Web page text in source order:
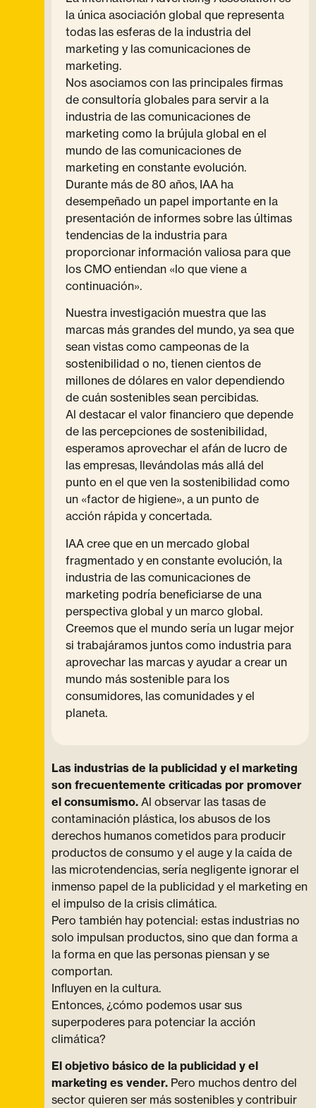
la única asociación global que representa
todas las esferas de la industria del
marketing y las comunicaciones de
marketing.
Nos asociamos con las principales firmas
de consultoría globales para servir a la
industria de las comunicaciones de
marketing como la brújula global en el
mundo de las comunicaciones de
marketing en constante evolución.
Durante más de 80 años, IAA ha
desempeñado un papel importante en la
presentación de informes sobre las últimas
tendencias de la industria para
proporcionar información valiosa para que
los CMO entiendan «lo que viene a
continuación».
Nuestra investigación muestra que las
marcas más grandes del mundo, ya sea que
sean vistas como campeonas de la
sostenibilidad o no, tienen cientos de
millones de dólares en valor dependiendo
de cuán sostenibles sean percibidas.
Al destacar el valor financiero que depende
de las percepciones de sostenibilidad,
esperamos aprovechar el afán de lucro de
las empresas, llevándolas más allá del
punto en el que ven la sostenibilidad como
un «factor de higiene», a un punto de
acción rápida y concertada.
IAA cree que en un mercado global
fragmentado y en constante evolución, la
industria de las comunicaciones de
marketing podría beneficiarse de una
perspectiva global y un marco global.
Creemos que el mundo sería un lugar mejor
si trabajáramos juntos como industria para
aprovechar las marcas y ayudar a crear un
mundo más sostenible para los
consumidores, las comunidades y el
planeta.
Las industrias de la publicidad y el marketing
son frecuentemente criticadas por promover
el consumismo. Al observar las tasas de
contaminación plástica, los abusos de los
derechos humanos cometidos para producir
productos de consumo y el auge y la caída de
las microtendencias, sería negligente ignorar el
inmenso papel de la publicidad y el marketing en
el impulso de la crisis climática.
Pero también hay potencial: estas industrias no
solo impulsan productos, sino que dan forma a
la forma en que las personas piensan y se
comportan.
Influyen en la cultura.
Entonces, ¿cómo podemos usar sus
superpoderes para potenciar la acción
climática?
El objetivo básico de la publicidad y el
marketing es vender.Pero muchos dentro del
sector quieren ser más sostenibles y contribuir